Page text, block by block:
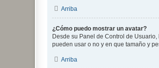
Arriba
¿Cómo puedo mostrar un avatar?
Desde su Panel de Control de
pueden usar o no y en que tamaño y
Arriba